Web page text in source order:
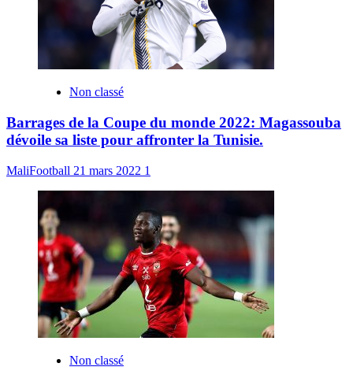
Non classé
Barrages de la Coupe du monde 2022: Magassouba
dévoile sa liste pour affronter la Tunisie.
MaliFootball 21 mars 2022 1
Non classé